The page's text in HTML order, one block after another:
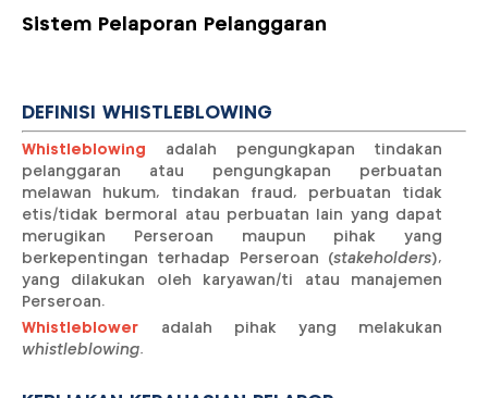
Sistem Pelaporan Pelanggaran
DEFINISI WHISTLEBLOWING
Whistleblowing
adalah pengungkapan tindakan
pelanggaran atau pengungkapan perbuatan
melawan hukum, tindakan fraud, perbuatan tidak
etis/tidak bermoral atau perbuatan lain yang dapat
merugikan Perseroan maupun pihak yang
berkepentingan terhadap Perseroan (stakeholders),
yang dilakukan oleh karyawan/ti atau manajemen
Perseroan.
Whistleblower
adalah pihak yang melakukan
whistleblowing.